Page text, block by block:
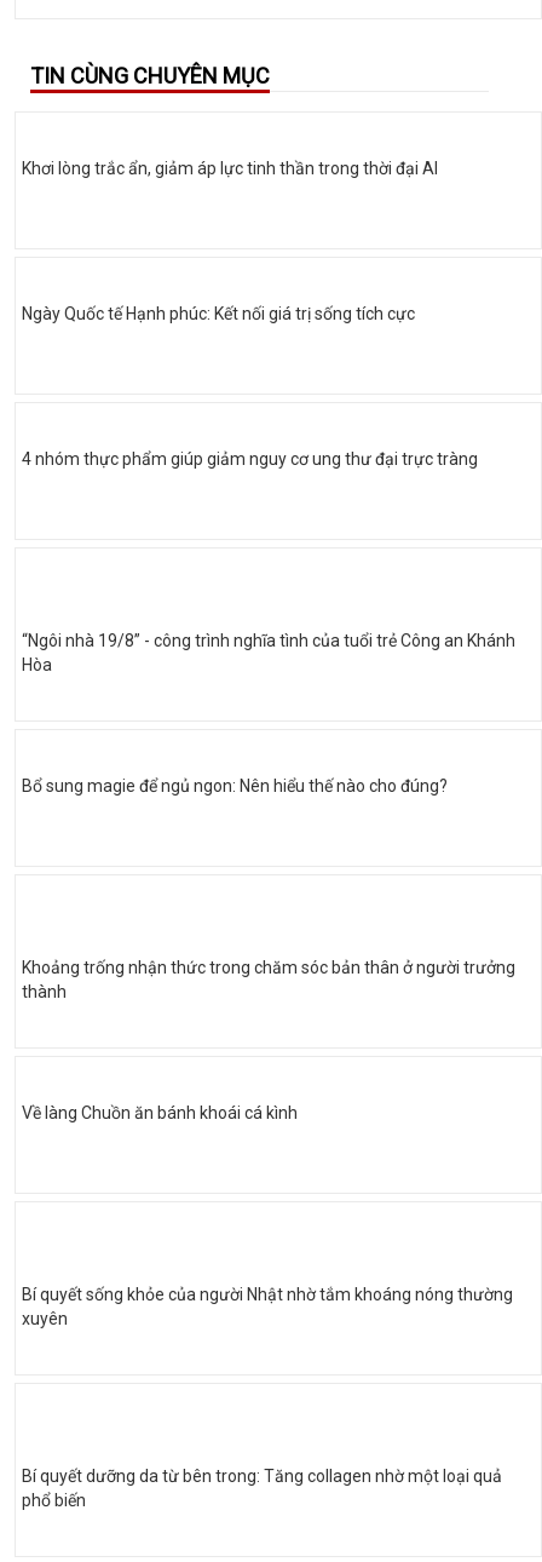
TIN CÙNG CHUYÊN MỤC
Khơi lòng trắc ẩn, giảm áp lực tinh thần trong thời đại AI
Ngày Quốc tế Hạnh phúc: Kết nối giá trị sống tích cực
4 nhóm thực phẩm giúp giảm nguy cơ ung thư đại trực tràng
“Ngôi nhà 19/8” - công trình nghĩa tình của tuổi trẻ Công an Khánh
Hòa
Bổ sung magie để ngủ ngon: Nên hiểu thế nào cho đúng?
Khoảng trống nhận thức trong chăm sóc bản thân ở người trưởng
thành
Về làng Chuồn ăn bánh khoái cá kình
Bí quyết sống khỏe của người Nhật nhờ tắm khoáng nóng thường
xuyên
Bí quyết dưỡng da từ bên trong: Tăng collagen nhờ một loại quả
phổ biến